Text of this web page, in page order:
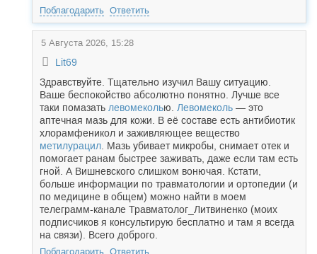
Поблагодарить Ответить
5 Августа 2026, 15:28
Lit69
Здравствуйте. Тщательно изучил Вашу ситуацию.
Ваше беспокойство абсолютно понятно. Лучше все
таки помазать левомеколью. Левомеколь — это
аптечная мазь для кожи. В её составе есть антибиотик
хлорамфеникол и заживляющее вещество
метилурацил . Мазь убивает микробы, снимает отек и
помогает ранам быстрее заживать, даже если там есть
гной. А Вишневского слишком вонючая. Кстати,
больше информации по травматологии и ортопедии (и
по медицине в общем) можно найти в моем
телеграмм-канале Травматолог_Литвиненко (моих
подписчиков я консультирую бесплатно и там я всегда
на связи). Всего доброго.
Поблагодарить Ответить